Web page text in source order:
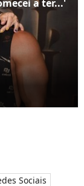
a ter...'
Sociais